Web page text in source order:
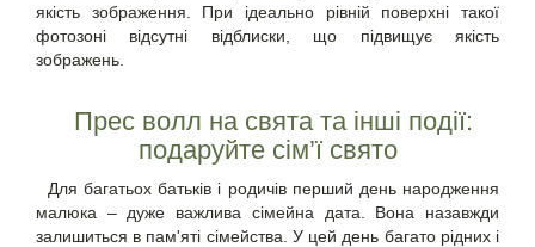
якість зображення. При ідеально рівній поверхні такої
фотозоні відсутні відблиски, що підвищує якість
зображень.
Прес волл на свята та інші події:
подаруйте сім’ї свято
Для багатьох батьків і родичів перший день народження
малюка – дуже важлива сімейна дата. Вона назавжди
залишиться в пам'яті сімейства. У цей день багато рідних і